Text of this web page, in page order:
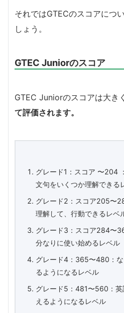
それではGTECのスコアにつ
しょう。
GTEC Juniorのスコア
GTEC Juniorのスコアは大きく
て評価されます。
グレード1：スコア 〜204
文句をいくつか理解できる
グレード2：スコア205〜
理解して、行動できるレベ
グレード3：スコア284〜
分なりに使い始めるレベル
グレード4：365〜480：な
るようになるレベル
グレード5：481〜560：英
えるようになるレベル